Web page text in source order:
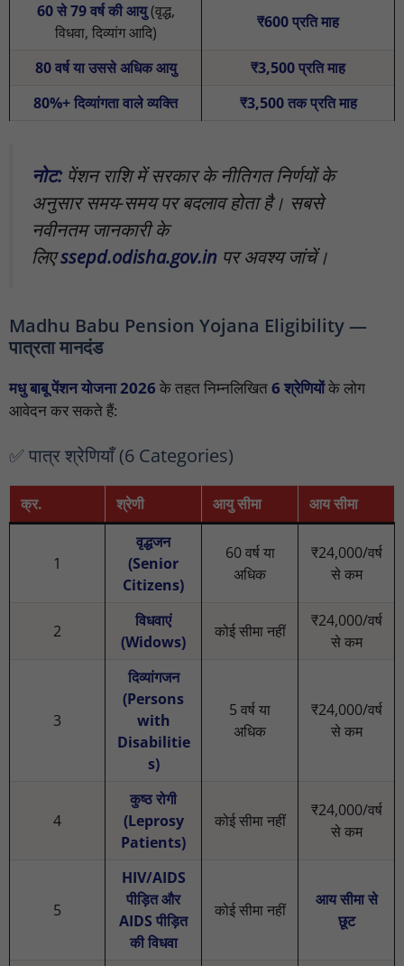
60 से 79 वर्ष की आयु(वृद्ध,
विधवा, दिव्यांग आदि)
₹600 प्रति माह
80 वर्ष या उससे अधिक आयु
₹3,500 प्रति माह
80%+ दिव्यांगता वाले व्यक्ति
₹3,500 तक प्रति माह
नोट: पेंशन राशि में सरकार के नीतिगत निर्णयों के
अनुसार समय-समय पर बदलाव होता है। सबसे
नवीनतम जानकारी के
लिएssepd.odisha.gov.in पर अवश्य जांचें।
Madhu Babu Pension Yojana Eligibility —
पात्रता मानदंड
मधु बाबू पेंशन योजना 2026 के तहत निम्नलिखित6 श्रेणियोंके लोग
आवेदन कर सकते हैं:
✅ पात्र श्रेणियाँ (6 Categories)
क्र. श्रेणी आयु सीमा आय सीमा
1
वृद्धजन
(Senior
Citizens)
60 वर्ष या
अधिक
₹24,000/वर्ष
से कम
2
विधवाएं
(Widows)
कोई सीमा नहीं
₹24,000/वर्ष
से कम
3
दिव्यांगजन
(Persons
with
Disabilitie
s)
5 वर्ष या
अधिक
₹24,000/वर्ष
से कम
4
कुष्ठ रोगी
(Leprosy
Patients)
कोई सीमा नहीं
₹24,000/वर्ष
से कम
5
HIV/AIDS
पीड़ित और
AIDS पीड़ित
की विधवा
कोई सीमा नहीं
आय सीमा से
छूट